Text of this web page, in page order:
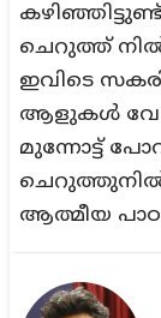
ചെറുത്ത്
ഇവിടെ
ആളുകള്‍
മുന്നോട്ട്
ആത്മീയ